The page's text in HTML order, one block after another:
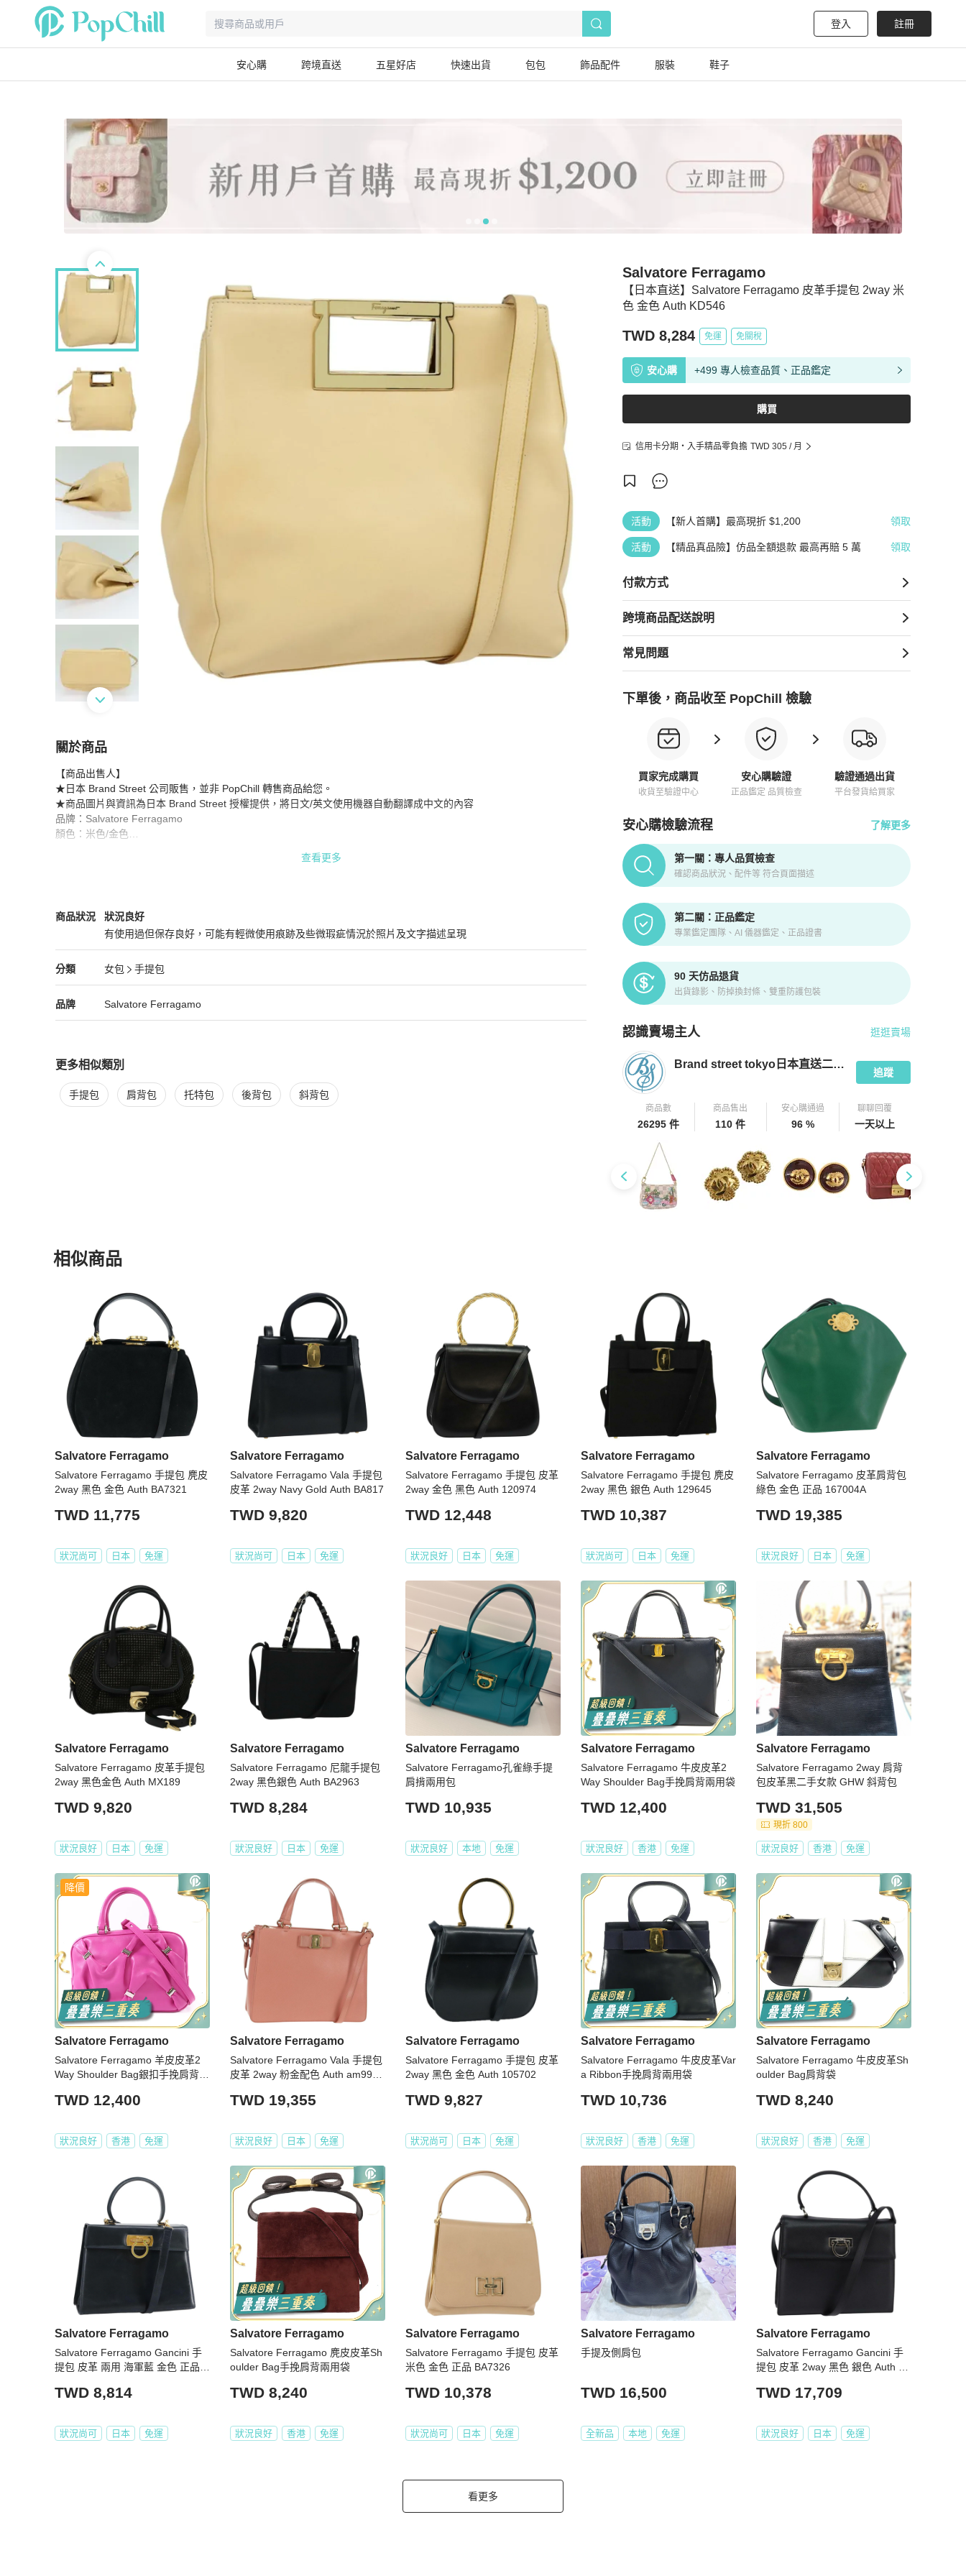
登入 註冊
安心購 跨境直送 五星好店 快速出貨 包包 飾品配件 服裝 鞋子
【日本直送】Salvatore Ferragamo 皮革手提包 2way 米
色 金色 Auth KD546
Salvatore Ferragamo
TWD 8,284 免運 免關稅
安心購 +499 專人檢查品質、正品鑑定
購買
信用卡分期・入手精品零負擔 TWD 305 / 月
活動 【新人首購】最高現折 $1,200 領取
活動 【精品真品險】仿品全額退款 最高再賠 5 萬 領取
付款方式
跨境商品配送說明
常見問題
下單後，商品收至 PopChill 檢驗
買家完成購買
收貨至驗證中心
安心購驗證
正品鑑定 品質檢查
驗證通過出貨
平台發貨給買家
安心購檢驗流程 了解更多
PopChill拍拍圈正品驗證、安心購檢驗流程介紹
第一關：專人品質檢查
確認商品狀況、配件等 符合頁面描述
第二關：正品鑑定
專業鑑定團隊、AI 儀器鑑定、正品證書
90 天仿品退貨
出貨錄影、防掉換封條、雙重防護包裝
認識賣場主人
PopChill 拍拍圈嚴選賣家 Brand street tokyo日本直送二手名牌
逛逛賣場
Brand street tokyo日本直送二手名牌
追蹤
商品數
26295 件
商品售出
110 件
安心購通過
96 %
聊聊回覆
一天以上
關於商品
關於【日本直送】Salvatore Ferragamo 皮革手提包 2way 米色 金色 Auth KD546
【商品出售人】
★日本 Brand Street 公司販售，並非 PopChill 轉售商品給您。
★商品圖片與資訊為日本 Brand Street 授權提供，將日文/英文使用機器自動翻譯成中文的內容
品牌：Salvatore Ferragamo
顏色：米色/金色
尺寸（公分）：寬22公分 x 高23公分 x 深11公分（約）/ 肩帶長度47公分（約）
配件：肩帶
產品編號：-
序號：P21 8239
等級：B
SKU：KD546
狀態 :
口袋：黏膩，輕微摩擦
氣味：有存放（儲存）氣味。
其他備註：-
由PopChill進行開箱錄影比對描述相符以及二次鑑定，如存在重大落差，平台將提供拍照服務，買家有權利取消訂單，無
【PopChill 全球購物保障】
★若商品不通過PopChill 的品質檢查和鑑定，您的訂單將被取消，系統自動退回整張訂單的金額（包含安心購費用）。
★ 鑑定將使用美國第三方權威專業鑑定機構之服務，大多數加贈正貨證書，部分含鑑定分析。
【寄送時程相關】
★ 空運直送 │ 縮短您的等待時間
★ 依寄達國家區域、驗關、航班或氣候等不可控制因素而異。
★ 商品由境外寄至 PopChill 驗證中心鑑定（鑑證）通過後才配送，因此比一般包裹需要多 2～3天的鑑定（鑑證）與檢
查作業時間。
★ 日本中古奢侈品市場對於商品進行分級，讓消費者即使透過網購，也能從英文字母等級（SA．A 級．B 級．BC 級）
判斷商品的保存狀況。
★ 二手商品非新品，圖文已盡力完整敘述細節，請買家務必將商品照片放大看，並綜合商品圖片和文字去綜合考量與判
★商品的成色判定基於 Brand Street 日本的標準來評判，因個人評判標準的不同，請務必下單前詳細確認商品照片細節
聊詢問客服解答後購買。
★ 中古品有正常使用痕跡，瑕疵基本已拍出，細節如圖，了解更多請使用APP聊聊和客服聯繫。
★包袋尺寸由於測量手法不同，誤差在1cm-3cm屬於正常範圍，正常範圍內誤差不作為退換貨依據。
【PopChill 台北 │ 香港 中英文雙語客戶服務】
★ 商品出售人授權 PopChill 台灣提供友善之中英文雙語客戶服務。
★ 有關商品問題，請直接私訊此帳號，商品均在境外賣家手上，PopChill 會幫您代為詢問日本賣家。
★ App 版聊聊服務時間：週一到週五 09:30～18:30。
★ 二手商品只有一件，如商品已經在原網站上被售出、刪除，PopChill 會為您取消訂單，還請見諒。
★ 下單後不接受買家無正當理由的換貨，退貨等要求。
★ 若商品已通過跨境寄送與 PopChill 的鑑定抵達買家手上，而買家因個人因素想要退貨，需自行負擔國際運費和相關產
生的關稅寄回給 Brand Street 日本，PopChill 並非商品轉售人，商品係為您向日本 Brand Street 購買，我方協助進行鑑
質和信譽均有良好的把關，敬請放心購買。
約定內容、交易條件、退貨政策或限制。
【電子發票與關稅政策】
★ 商品通過鑑定（鑑證）後，PopChill 依法將會開立「訂單金額」全額的台灣統一發票，以電子發票形式寄至買家提供
之電郵信箱。
查看更多
商品狀況
Salvatore Ferragamo
狀況良好
有使用過但保存良好，可能有輕微使用痕跡及些微瑕疵情況於照片及文字描述呈現
狀況良好
分類
Salvatore Ferragamo女包
女包
手提包
女包/手提包推薦
品牌
Salvatore Ferragamo精品女包品牌介紹
Salvatore Ferragamo
Salvatore Ferragamo推薦清單
更多相似類別
更多Salvatore Ferragamo女包相似商品推薦
手提包 肩背包 托特包 後背包 斜背包
相似商品
Salvatore Ferragamo
Salvatore Ferragamo 手提包 麂皮
2way 黑色 金色 Auth BA7321
TWD 11,775
狀況尚可 日本 免運
Salvatore Ferragamo
Salvatore Ferragamo Vala 手提包
皮革 2way Navy Gold Auth BA817
TWD 9,820
狀況尚可 日本 免運
Salvatore Ferragamo
Salvatore Ferragamo 手提包 皮革
2way 金色 黑色 Auth 120974
TWD 12,448
狀況良好 日本 免運
Salvatore Ferragamo
Salvatore Ferragamo 手提包 麂皮
2way 黑色 銀色 Auth 129645
TWD 10,387
狀況尚可 日本 免運
Salvatore Ferragamo
Salvatore Ferragamo 皮革肩背包
綠色 金色 正品 167004A
TWD 19,385
狀況良好 日本 免運
Salvatore Ferragamo
Salvatore Ferragamo 皮革手提包
2way 黑色金色 Auth MX189
TWD 9,820
狀況良好 日本 免運
Salvatore Ferragamo
Salvatore Ferragamo 尼龍手提包
2way 黑色銀色 Auth BA2963
TWD 8,284
狀況良好 日本 免運
Salvatore Ferragamo
Salvatore Ferragamo孔雀綠手提
肩揹兩用包
TWD 10,935
狀況良好 本地 免運
Salvatore Ferragamo
Salvatore Ferragamo 牛皮皮革2
Way Shoulder Bag手挽肩背兩用袋
TWD 12,400
狀況良好 香港 免運
Salvatore Ferragamo
Salvatore Ferragamo 2way 肩背
包皮革黑二手女款 GHW 斜背包
TWD 31,505
現折 800
狀況良好 香港 免運
降價
Salvatore Ferragamo
Salvatore Ferragamo 羊皮皮革2
Way Shoulder Bag銀扣手挽肩背兩
TWD 12,400
狀況良好 香港 免運
Salvatore Ferragamo
Salvatore Ferragamo Vala 手提包
皮革 2way 粉金配色 Auth am9917
TWD 19,355
狀況良好 日本 免運
Salvatore Ferragamo
Salvatore Ferragamo 手提包 皮革
2way 黑色 金色 Auth 105702
TWD 9,827
狀況尚可 日本 免運
Salvatore Ferragamo
Salvatore Ferragamo 牛皮皮革Var
a Ribbon手挽肩背兩用袋
TWD 10,736
狀況良好 香港 免運
Salvatore Ferragamo
Salvatore Ferragamo 牛皮皮革Sh
oulder Bag肩背袋
TWD 8,240
狀況良好 香港 免運
Salvatore Ferragamo
Salvatore Ferragamo Gancini 手
提包 皮革 兩用 海軍藍 金色 正品 9
TWD 8,814
狀況尚可 日本 免運
Salvatore Ferragamo
Salvatore Ferragamo 麂皮皮革Sh
oulder Bag手挽肩背兩用袋
TWD 8,240
狀況良好 香港 免運
Salvatore Ferragamo
Salvatore Ferragamo 手提包 皮革
米色 金色 正品 BA7326
TWD 10,378
狀況尚可 日本 免運
Salvatore Ferragamo
手提及側肩包
TWD 16,500
全新品 本地 免運
Salvatore Ferragamo
Salvatore Ferragamo Gancini 手
提包 皮革 2way 黑色 銀色 Auth BA
TWD 17,709
狀況良好 日本 免運
看更多